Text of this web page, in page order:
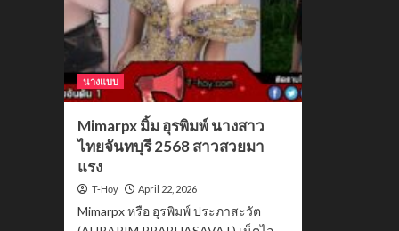
นางแบบ
Mimarpx มิ้ม อุรพิมพ์ นางสาว
ไทยจันทบุรี 2568 สาวสวยมา
แรง
T-Hoy April 22, 2026
Mimarpx หรือ อุรพิมพ์ ประภาสะวัต